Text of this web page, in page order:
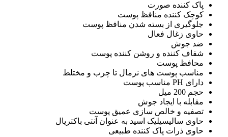
پاک کننده صورت
کوچک کننده منافظ پوست
جلوگیری از بسته شدن منافظ پوست
حاوی زغال فعال
ضد جوش
شفاف کننده و روشن کننده پوست
محافظ پوست
مناسب پوست های نرمال تا چرب و مختلط
دارای PH مناسب پوست
حجم 200 میل
مقابله با ایجاد جوش
تصفیه و خالص سازی عمیق پوست
حاوی سالیسیلیک اسید به عنوان آنتی باکتریال
حاوی ذرات پاک کننده طبیعی